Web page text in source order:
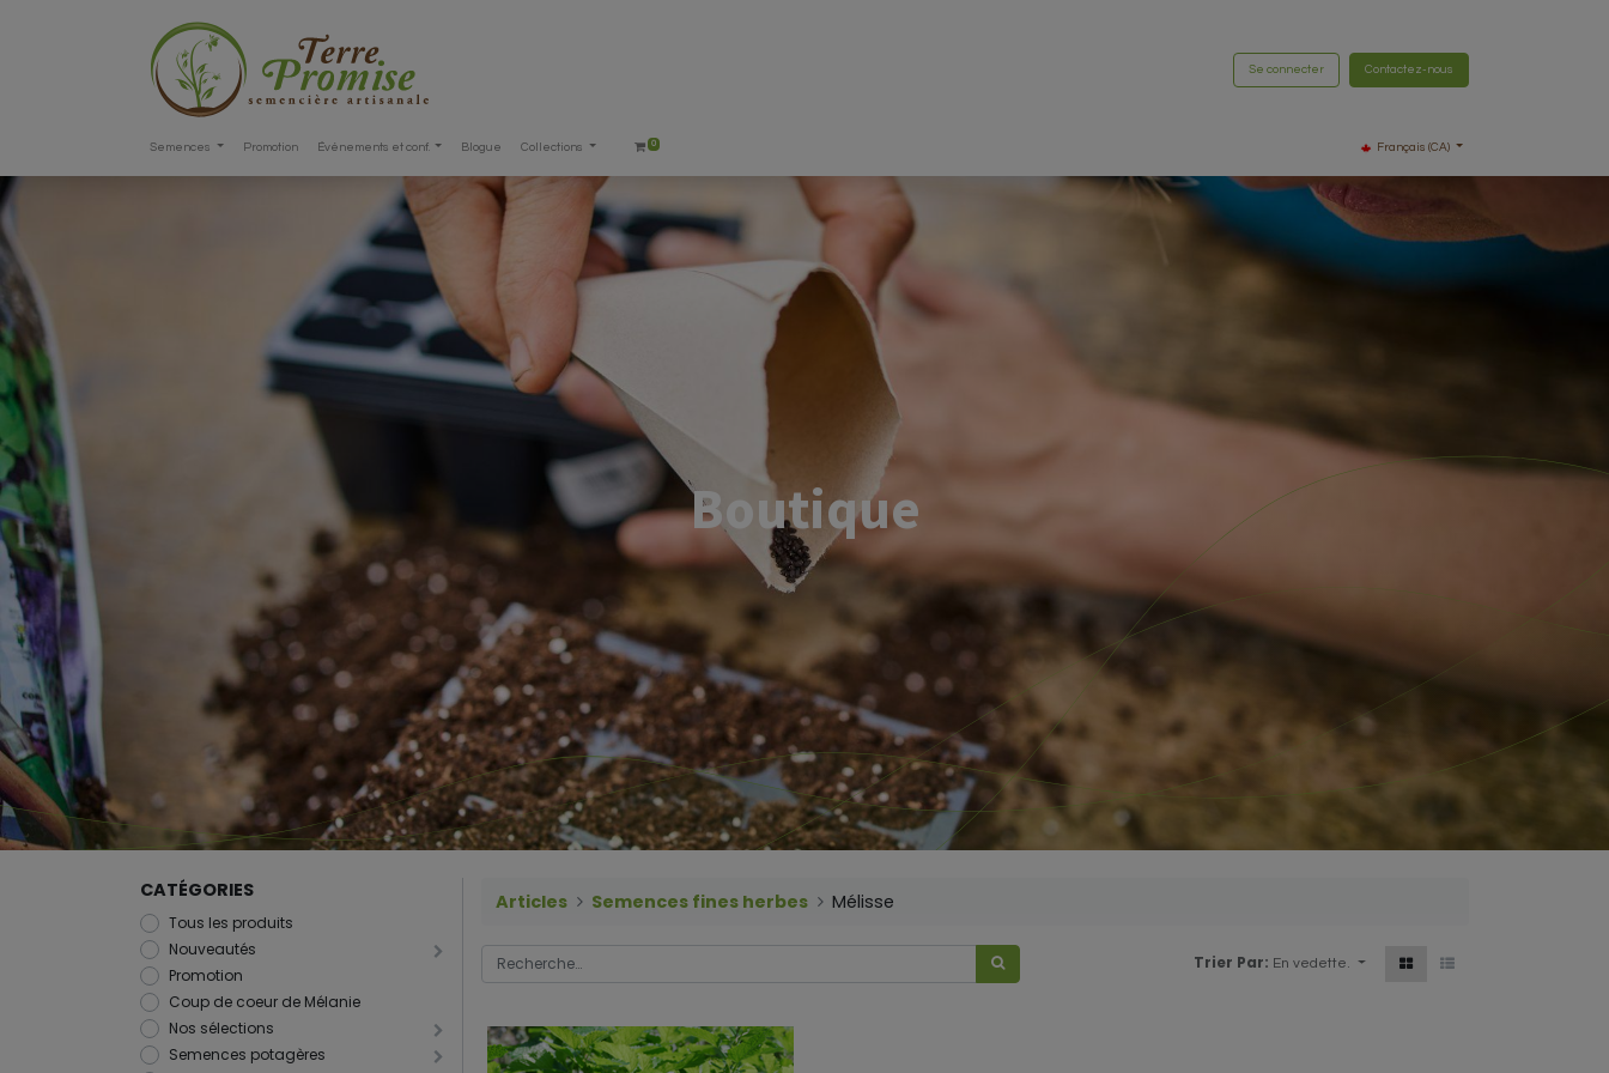
Se connecter Contactez-nous
Semences Promotion Événements et conf. Blogue Collections 0 Français (CA)
Boutique
CATÉGORIES
Tous les produits
Nouveautés
Promotion
Coup de coeur de Mélanie
Nos sélections
Semences potagères
Articles Semences fines herbes Mélisse
Trier Par: En vedette.